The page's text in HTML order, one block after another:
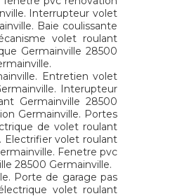
Interrupteur volet
Baie coulissante
volet roulant
Germainville 28500
Entretien volet
Interupteur
Germainville 28500
Germainville. Portes
de volet roulant
Electrifier volet roulant
Fenetre pvc
28500 Germainville.
Porte de garage pas
volet roulant